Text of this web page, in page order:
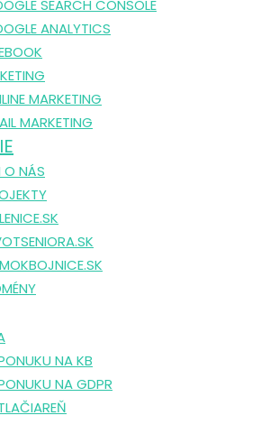
SEARCH CONSOLE
ANALYTICS
MARKETING
MARKETING
O NÁS
NA KB
NA GDPR